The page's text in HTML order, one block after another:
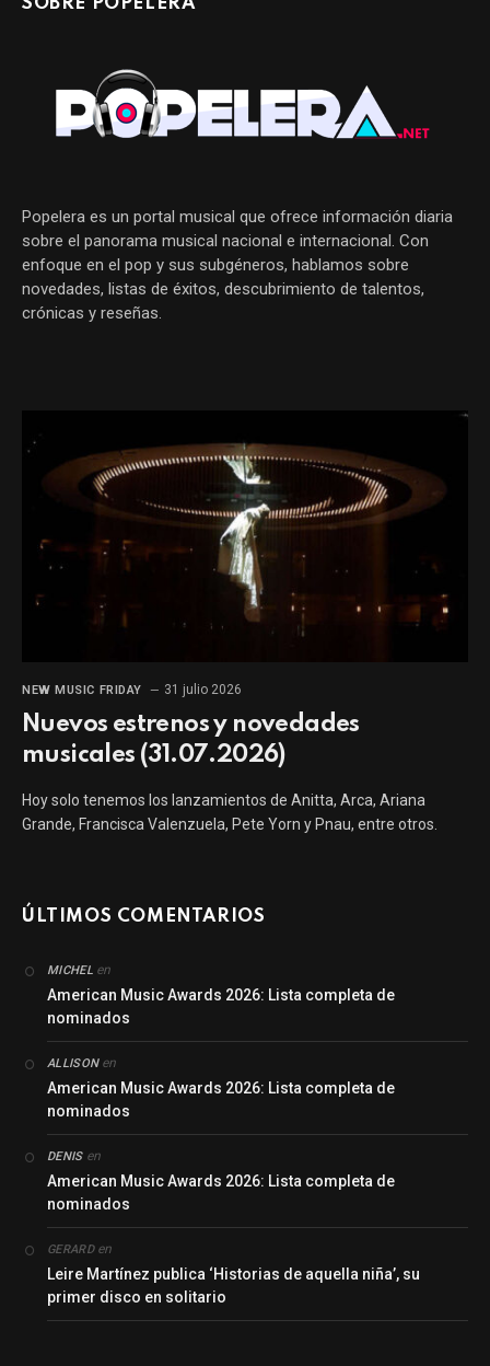
SOBRE POPELERA
Popelera es un portal musical que ofrece información diaria
sobre el panorama musical nacional e internacional. Con
enfoque en el pop y sus subgéneros, hablamos sobre
novedades, listas de éxitos, descubrimiento de talentos,
crónicas y reseñas.
NEW MUSIC FRIDAY 31 julio 2026
Nuevos estrenos y novedades
musicales (31.07.2026)
Hoy solo tenemos los lanzamientos de Anitta, Arca, Ariana
Grande, Francisca Valenzuela, Pete Yorn y Pnau, entre otros.
ÚLTIMOS COMENTARIOS
MICHELen
American Music Awards 2026: Lista completa de
nominados
ALLISONen
American Music Awards 2026: Lista completa de
nominados
DENISen
American Music Awards 2026: Lista completa de
nominados
GERARDen
Leire Martínez publica ‘Historias de aquella niña’, su
primer disco en solitario